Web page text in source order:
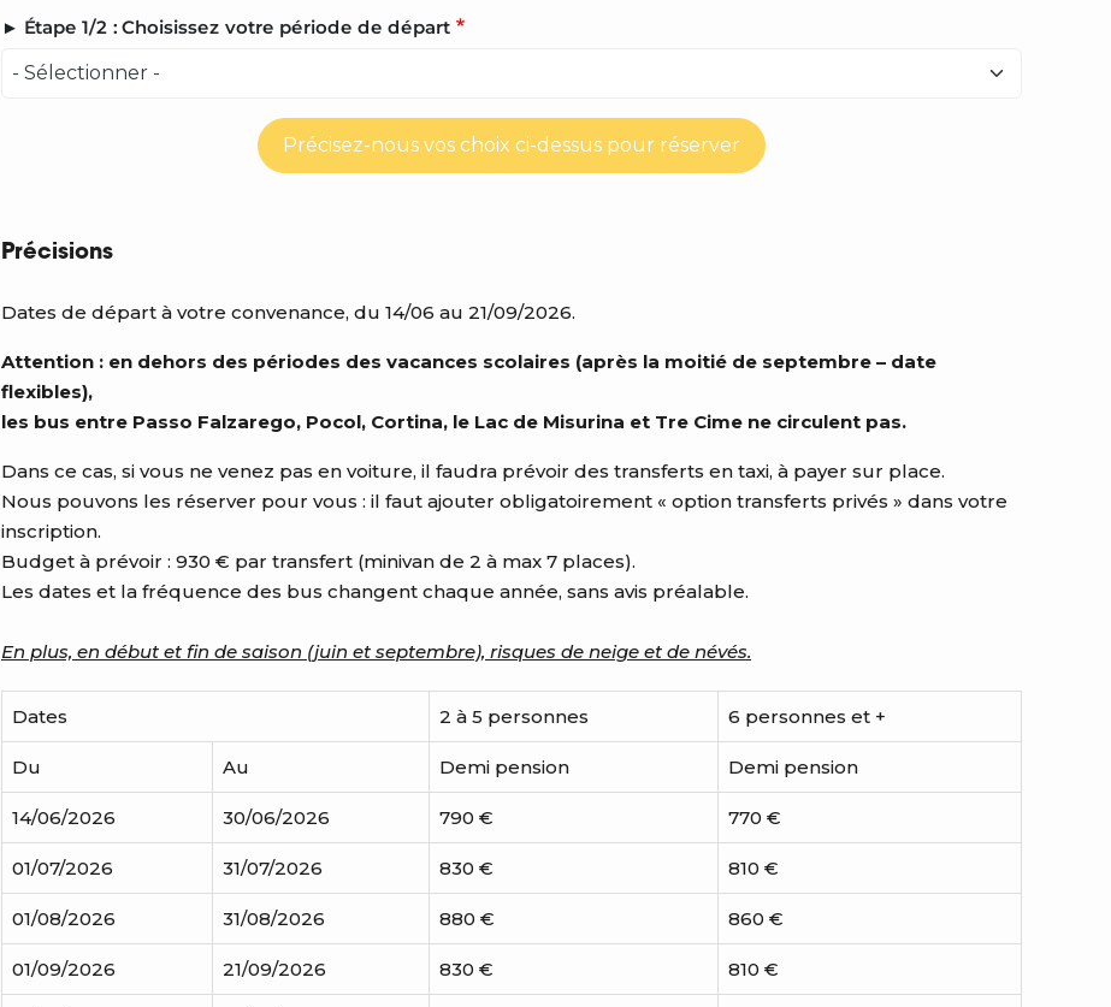
► Étape 1/2 : Choisissez votre période de départ
Précisez-nous vos choix ci-dessus pour réserver
Précisions
Dates de départ à votre convenance, du 14/06 au 21/09/2026.
Attention : en dehors des périodes des vacances scolaires (après la moitié de septembre – date
flexibles),
les bus entre Passo Falzarego, Pocol, Cortina, le Lac de Misurina et Tre Cime ne circulent pas.
Dans ce cas, si vous ne venez pas en voiture, il faudra prévoir des transferts en taxi, à payer sur place.
Nous pouvons les réserver pour vous : il faut ajouter obligatoirement « option transferts privés » dans votre
inscription.
Budget à prévoir : 930 € par transfert (minivan de 2 à max 7 places).
Les dates et la fréquence des bus changent chaque année, sans avis préalable.
En plus, en début et fin de saison (juin et septembre), risques de neige et de névés.
Dates 2 à 5 personnes 6 personnes et +
Du Au Demi pension Demi pension
14/06/2026 30/06/2026 790 € 770 €
01/07/2026 31/07/2026 830 € 810 €
01/08/2026 31/08/2026 880 € 860 €
01/09/2026 21/09/2026 830 € 810 €